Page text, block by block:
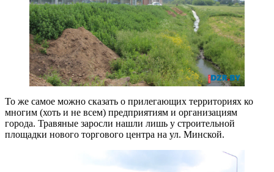
То же самое можно сказать о прилегающих территориях ко
многим (хоть и не всем) предприятиям и организациям
города. Травяные заросли нашли лишь у строительной
площадки нового торгового центра на ул. Минской.